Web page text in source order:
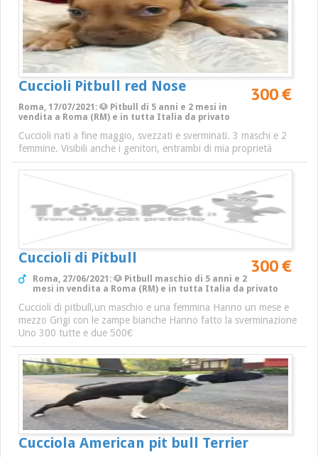
Cuccioli Pitbull red Nose 300 €
Roma, 17/07/2021: 🐶 Pitbull di 5 anni e 2 mesi in
vendita a Roma (RM) e in tutta Italia da privato
Cuccioli nati a fine maggio, svezzati e sverminati. 3 maschi e 2
femmine. Visibili anche i genitori, entrambi di mia proprietà
Cuccioli di Pitbull 300 €
Roma, 27/06/2021: 🐶 Pitbull maschio di 5 anni e 2
mesi in vendita a Roma (RM) e in tutta Italia da privato
Cuccioli di pitbull,un maschio e una femmina Hanno un mese e
mezzo Grigi con le zampe bianche Hanno fatto la sverminazione
Uno 300 tutte e due 500€
Cucciola American pit bull Terrier